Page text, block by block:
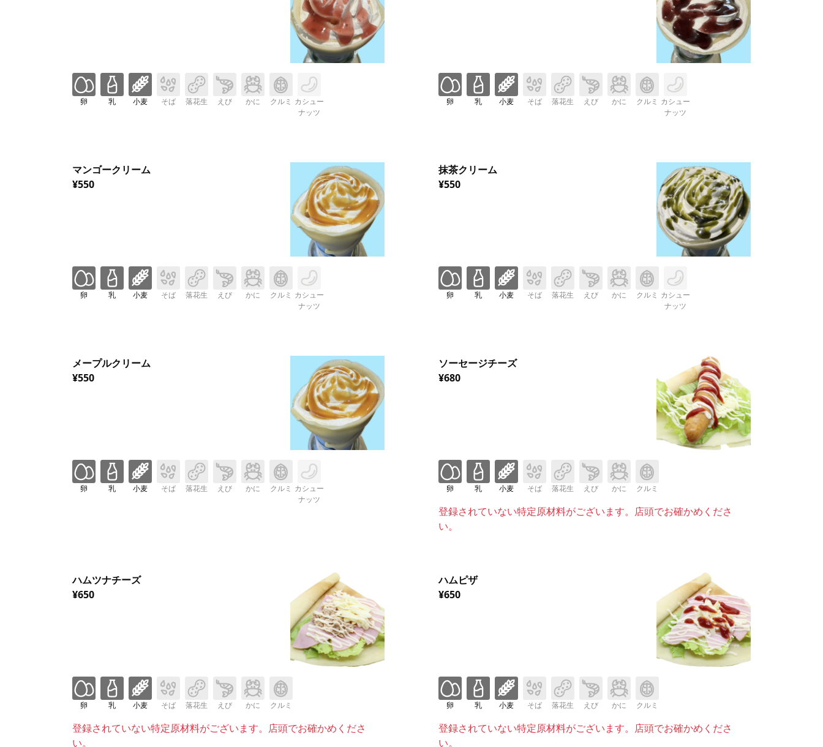
卵 乳 小麦 そば 落花生 えび かに クルミ カシュー
ナッツ
卵 乳 小麦 そば 落花生 えび かに クルミ カシュー
ナッツ
マンゴークリーム
¥550
卵 乳 小麦 そば 落花生 えび かに クルミ カシュー
ナッツ
抹茶クリーム
¥550
卵 乳 小麦 そば 落花生 えび かに クルミ カシュー
ナッツ
メープルクリーム
¥550
卵 乳 小麦 そば 落花生 えび かに クルミ カシュー
ナッツ
ソーセージチーズ
¥680
卵 乳 小麦 そば 落花生 えび かに クルミ
登録されていない特定原材料がございます。店頭でお確かめくださ
い。
ハムツナチーズ
¥650
卵 乳 小麦 そば 落花生 えび かに クルミ
登録されていない特定原材料がございます。店頭でお確かめくださ
い。
ハムピザ
¥650
卵 乳 小麦 そば 落花生 えび かに クルミ
登録されていない特定原材料がございます。店頭でお確かめくださ
い。